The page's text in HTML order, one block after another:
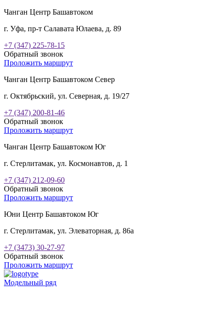
Чанган Центр Башавтоком
г. Уфа, пр-т Салавата Юлаева, д. 89
+7 (347) 225-78-15
Обратный звонок
Проложить маршрут
Чанган Центр Башавтоком Север
г. Октябрьский, ул. Северная, д. 19/27
+7 (347) 200-81-46
Обратный звонок
Проложить маршрут
Чанган Центр Башавтоком Юг
г. Стерлитамак, ул. Космонавтов, д. 1
+7 (347) 212-09-60
Обратный звонок
Проложить маршрут
Юни Центр Башавтоком Юг
г. Стерлитамак, ул. Элеваторная, д. 86а
+7 (3473) 30-27-97
Обратный звонок
Проложить маршрут
Модельный ряд